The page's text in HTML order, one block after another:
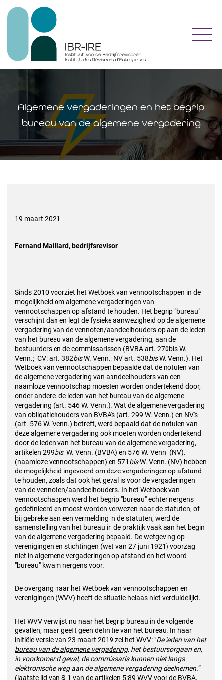
Algemene vergaderingen en het begrip
bureau van de algemene vergadering
19 maart 2021
Fernand Maillard, bedrijfsrevisor
Sinds 2010 voorziet het Wetboek van vennootschappen in de
mogelijkheid om algemene vergaderingen van
vennootschappen op afstand te houden. Het begrip "bureau"
verschijnt dan en legt de fysieke aanwezigheid op de algemene
vergadering van de vennoten/aandeelhouders op aan de leden
van het bureau van de algemene vergadering, aan de
bestuurders en de commissarissen (BVBA art. 270bis W.
Venn.; CV: art. 382bisW. Venn.; NV art. 538bisW. Venn.). Het
Wetboek van vennootschappen bepaalde dat de notulen van
de algemene vergadering van aandeelhouders van een
naamloze vennootschap moesten worden ondertekend door,
onder andere, de leden van het bureau van de algemene
vergadering (art. 546 W. Venn.). Wat de algemene vergadering
van obligatiehouders van BVBA's (art. 299 W. Venn.) en NV's
(art. 576 W. Venn.) betreft, werd bepaald dat de notulen van
deze algemene vergadering ook moeten worden ondertekend
door de leden van het bureau van de algemene vergadering,
artikelen 299bis W. Venn. (BVBA) en 576 W. Venn. (NV).
(naamloze vennootschappen) en 571 bisW. Venn. (NV) hebben
de mogelijkheid ingevoerd om deze vergaderingen op afstand
te houden, zoals dat ook het geval is voor de vergaderingen
van de vennoten/aandeelhouders. In het Wetboek van
vennootschappen werd het begrip "bureau" echter nergens
gedefinieerd en moest worden verwezen naar de statuten, of
bij gebreke aan een vermelding in de statuten, werd de
samenstelling van het bureau in de praktijk vaak aan het begin
van de algemene vergadering bepaald. De wetgeving op
verenigingen en stichtingen (wet van 27 juni 1921) voorzag
niet in algemene vergaderingen op afstand en het woord
"bureau" kwam nergens voor.
De overgang naar het Wetboek van vennootschappen en
verenigingen (WVV) heeft de situatie helaas niet verduidelijkt.
Het WVV verwijst nu naar het begrip bureau in de volgende
gevallen, maar geeft geen definitie van het bureau. In haar
initiële versie van 23 maart 2019 zei het WVV: "De leden van het
bureau van de algemene vergadering, het bestuursorgaan en,
in voorkomend geval, de commissaris kunnen niet langs
elektronische weg aan de algemene vergadering deelnemen.”
(laatste lid van § 1 van de artikelen 5:89 WVV voor de BVBA,